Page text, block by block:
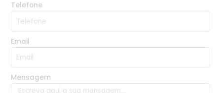
Telefone
Email
Mensagem